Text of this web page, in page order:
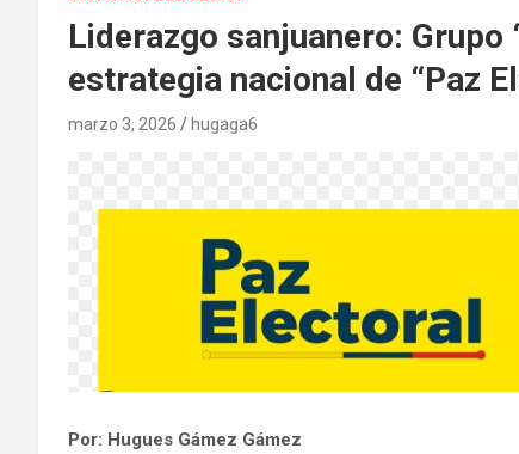
Liderazgo sanjuanero: Grupo
estrategia nacional de “Paz
marzo 3, 2026 hugaga6
Por: Hugues Gámez Gámez